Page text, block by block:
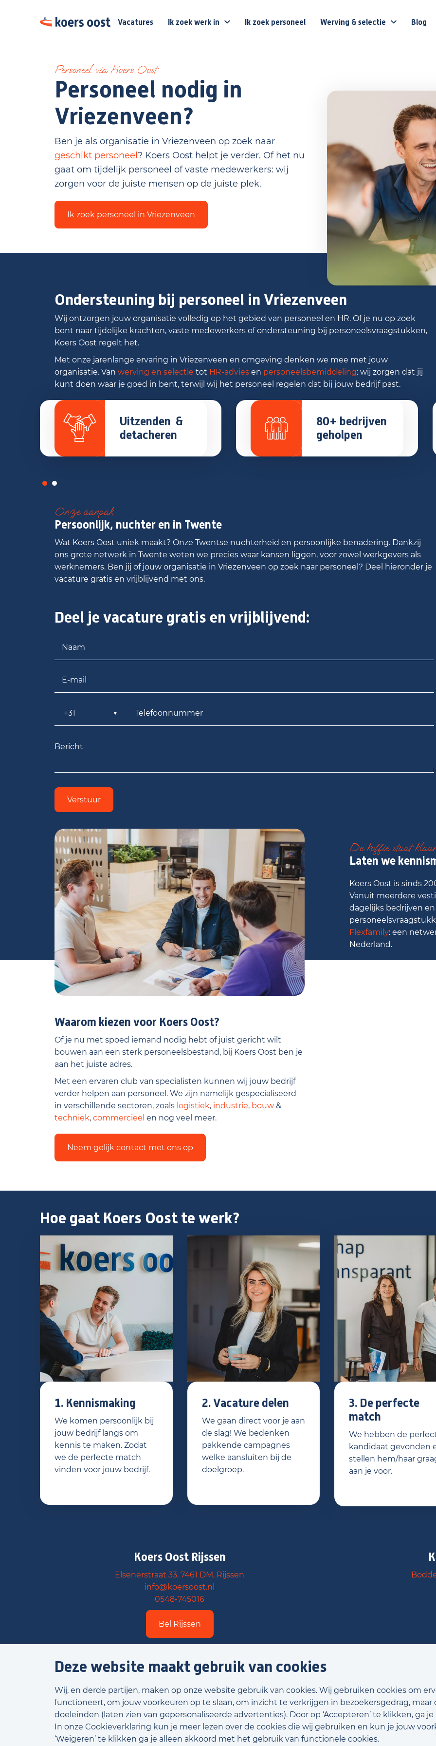
Deze website maakt gebruik van cookies
Wij, en derde partijen, maken op onze website gebruik van cookies. Wij gebruiken cookies om
functioneert, om jouw voorkeuren op te slaan, om inzicht te verkrijgen in bezoekersgedrag,
doeleinden (laten zien van gepersonaliseerde advertenties). Door op ‘Accepteren’ te klikken, ga
In onze Cookieverklaring kun je meer lezen over de cookies die wij gebruiken en kun je jouw
‘Weigeren’ te klikken ga je alleen akkoord met het gebruik van functionele cookies.
Vacatures Ik zoek werk in Ik zoek personeel Werving & selectie Blog
Personeel via Koers Oost
Personeel nodig in
Vriezenveen?
Ben je als organisatie in Vriezenveen op zoek naar
geschikt personeel ? Koers Oost helpt je verder. Of het nu
gaat om tijdelijk personeel of vaste medewerkers: wij
zorgen voor de juiste mensen op de juiste plek.
Ik zoek personeel in Vriezenveen
Ondersteuning bij personeel in Vriezenveen
Wij ontzorgen jouw organisatie volledig op het gebied van personeel en HR. Of je nu op zoek
bent naar tijdelijke krachten, vaste medewerkers of ondersteuning bij personeelsvraagstukken,
Koers Oost regelt het.
Met onze jarenlange ervaring in Vriezenveen en omgeving denken we mee met jouw
organisatie. Van werving en selectie tot HR-advies en personeelsbemiddeling: wij zorgen dat jij
kunt doen waar je goed in bent, terwijl wij het personeel regelen dat bij jouw bedrijf past.
Uitzenden &
detacheren
80+ bedrijven
geholpen
Onze aanpak
Persoonlijk, nuchter en in Twente
Wat Koers Oost uniek maakt? Onze Twentse nuchterheid en persoonlijke benadering. Dankzij
ons grote netwerk in Twente weten we precies waar kansen liggen, voor zowel werkgevers als
werknemers. Ben jij of jouw organisatie in Vriezenveen op zoek naar personeel? Deel hieronder je
vacature gratis en vrijblijvend met ons.
Deel je vacature gratis en vrijblijvend:
Verstuur
De koffie staat klaar
Laten we
Koers Oost is sinds
Vanuit meerdere
dagelijks bedrijven
Flexfamily: een
Nederland.
Waarom kiezen voor Koers Oost?
Of je nu met spoed iemand nodig hebt of juist gericht wilt
bouwen aan een sterk personeelsbestand, bij Koers Oost ben je
aan het juiste adres.
Met een ervaren club van specialisten kunnen wij jouw bedrijf
verder helpen aan personeel. We zijn namelijk gespecialiseerd
in verschillende sectoren, zoals logistiek, industrie, bouw &
techniek, commercieel en nog veel meer.
Neem gelijk contact met ons op
Hoe gaat Koers Oost te werk?
1. Kennismaking
We komen persoonlijk bij
jouw bedrijf langs om
kennis te maken. Zodat
we de perfecte match
vinden voor jouw bedrijf.
2. Vacature delen
We gaan direct voor je aan
de slag! We bedenken
pakkende campagnes
welke aansluiten bij de
doelgroep.
3. De perfecte
match
We hebben de
kandidaat gevonden
stellen hem/haar
aan je voor.
Koers Oost Rijssen
Elsenerstraat 33, 7461 DM, Rijssen
info@koersoost.nl
0548-745016
Bel Rijssen